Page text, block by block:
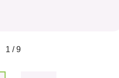
1 / 9